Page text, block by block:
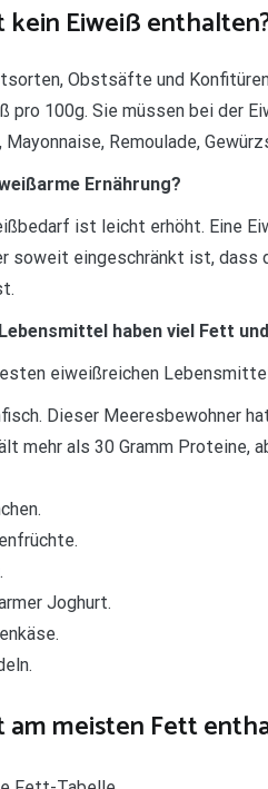
kein Eiweiß
Obstsäfte und
pro 100g. Sie müssen bei der
Mayonnaise, Remoulade,
Ernährung?
ist leicht erhöht. Eine
soweit eingeschränkt ist, dass
haben viel Fett
eiweißreichen
Dieser Meeresbewohner
mehr als 30 Gramm Proteine,
Joghurt.
am meisten Fett